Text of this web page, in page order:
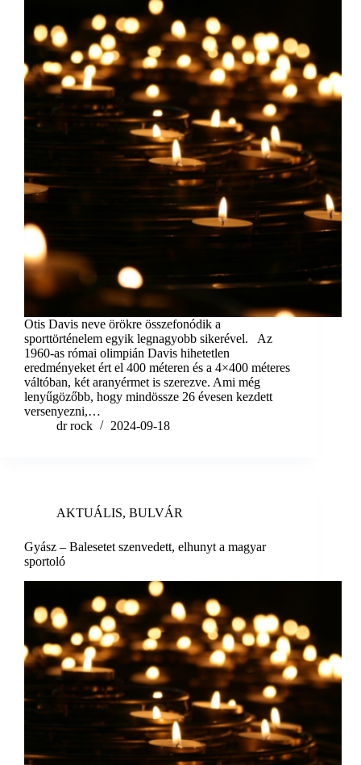
Otis Davis neve örökre összefonódik a
sporttörténelem egyik legnagyobb sikerével. Az
1960-as római olimpián Davis hihetetlen
eredményeket ért el 400 méteren és a 4×400 méteres
váltóban, két aranyérmet is szerezve. Ami még
lenyűgözőbb, hogy mindössze 26 évesen kezdett
versenyezni,…
dr rock
2024-09-18
AKTUÁLIS, BULVÁR
Gyász – Balesetet szenvedett, elhunyt a magyar
sportoló